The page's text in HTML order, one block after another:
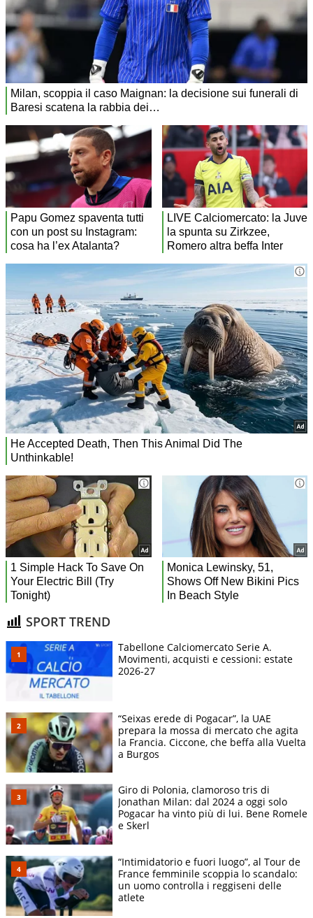
SPORT TREND
Tabellone Calciomercato Serie A.
Movimenti, acquisti e cessioni: estate
2026-27
“Seixas erede di Pogacar”, la UAE
prepara la mossa di mercato che agita
la Francia. Ciccone, che beffa alla Vuelta
a Burgos
Giro di Polonia, clamoroso tris di
Jonathan Milan: dal 2024 a oggi solo
Pogacar ha vinto più di lui. Bene Romele
e Skerl
“Intimidatorio e fuori luogo”, al Tour de
France femminile scoppia lo scandalo:
un uomo controlla i reggiseni delle
atlete